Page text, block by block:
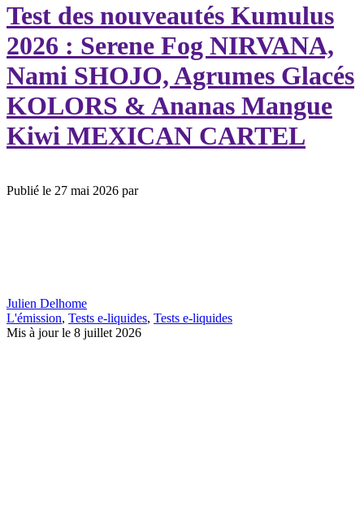
Test des nouveautés Kumulus
2026 : Serene Fog NIRVANA,
Nami SHOJO, Agrumes Glacés
KOLORS & Ananas Mangue
Kiwi MEXICAN CARTEL
Publié le 27 mai 2026 par
Julien Delhome
L'émission, Tests e-liquides, Tests e-liquides
Mis à jour le 8 juillet 2026